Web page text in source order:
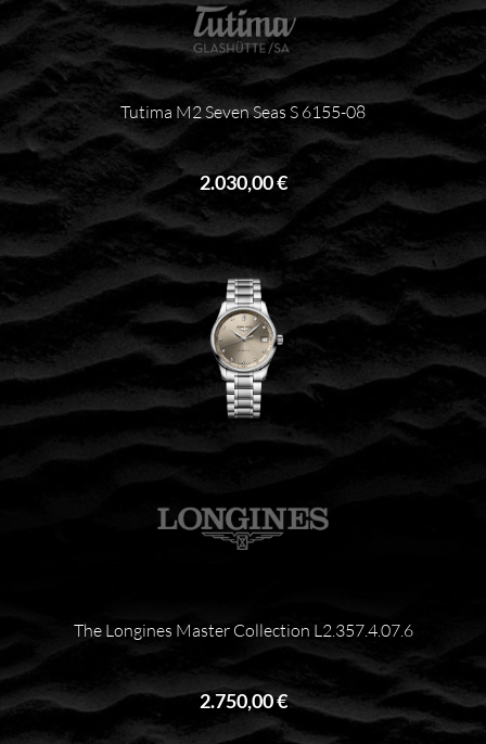
Tutima M2 Seven Seas S 6155-08
2.030,00 €
The Longines Master Collection L2.357.4.07.6
2.750,00 €